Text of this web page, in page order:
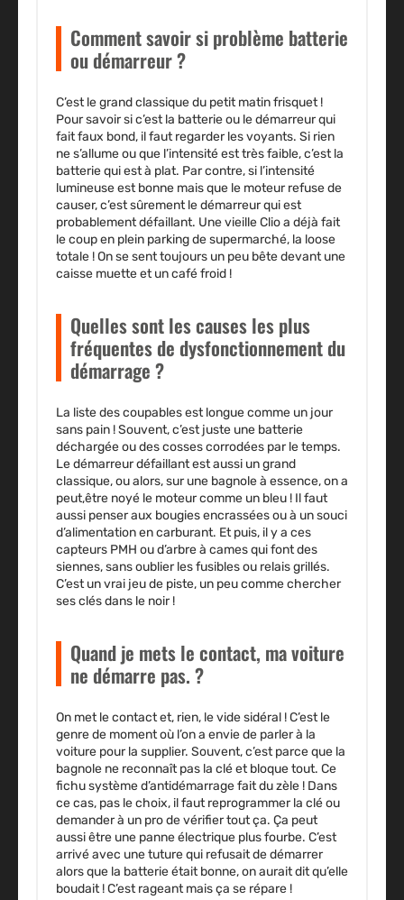
Comment savoir si problème batterie
ou démarreur ?
C’est le grand classique du petit matin frisquet !
Pour savoir si c’est la batterie ou le démarreur qui
fait faux bond, il faut regarder les voyants. Si rien
ne s’allume ou que l’intensité est très faible, c’est la
batterie qui est à plat. Par contre, si l’intensité
lumineuse est bonne mais que le moteur refuse de
causer, c’est sûrement le démarreur qui est
probablement défaillant. Une vieille Clio a déjà fait
le coup en plein parking de supermarché, la loose
totale ! On se sent toujours un peu bête devant une
caisse muette et un café froid !
Quelles sont les causes les plus
fréquentes de dysfonctionnement du
démarrage ?
La liste des coupables est longue comme un jour
sans pain ! Souvent, c’est juste une batterie
déchargée ou des cosses corrodées par le temps.
Le démarreur défaillant est aussi un grand
classique, ou alors, sur une bagnole à essence, on a
peut,être noyé le moteur comme un bleu ! Il faut
aussi penser aux bougies encrassées ou à un souci
d’alimentation en carburant. Et puis, il y a ces
capteurs PMH ou d’arbre à cames qui font des
siennes, sans oublier les fusibles ou relais grillés.
C’est un vrai jeu de piste, un peu comme chercher
ses clés dans le noir !
Quand je mets le contact, ma voiture
ne démarre pas. ?
On met le contact et, rien, le vide sidéral ! C’est le
genre de moment où l’on a envie de parler à la
voiture pour la supplier. Souvent, c’est parce que la
bagnole ne reconnaît pas la clé et bloque tout. Ce
fichu système d’antidémarrage fait du zèle ! Dans
ce cas, pas le choix, il faut reprogrammer la clé ou
demander à un pro de vérifier tout ça. Ça peut
aussi être une panne électrique plus fourbe. C’est
arrivé avec une tuture qui refusait de démarrer
alors que la batterie était bonne, on aurait dit qu’elle
boudait ! C’est rageant mais ça se répare !